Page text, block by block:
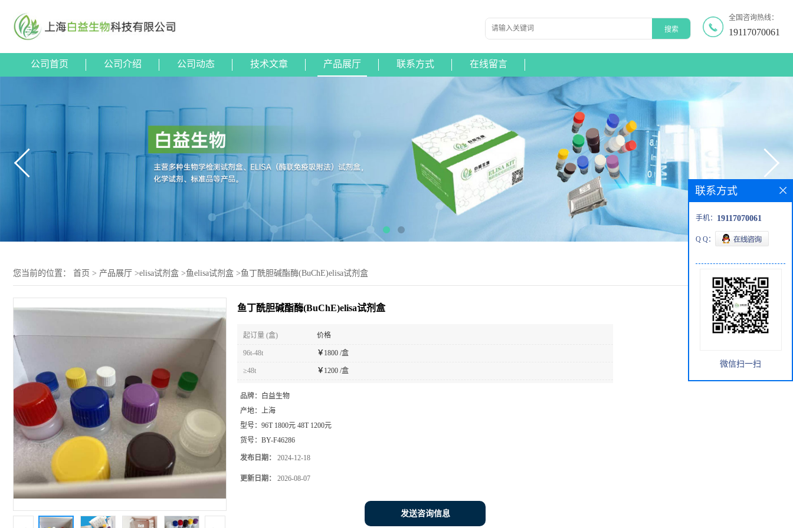
全国咨询热线：
19117070061
公司首页 公司介绍 公司动态 技术文章 产品展厅 联系方式 在线留言
您当前的位置： 首页 > 产品展厅 >elisa试剂盒 >鱼elisa试剂盒 >鱼丁酰胆碱酯酶(BuChE)elisa试剂盒
鱼丁酰胆碱酯酶(BuChE)elisa试剂盒
起订量 (盒) 价格
96t-48t ￥ 1800 /盒
≥48t ￥ 1200 /盒
品牌：
白益生物
产地： 上海
型号： 96T 1800元 48T 1200元
货号： BY-F46286
发布日期： 2024-12-18
更新日期： 2026-08-07
发送咨询信息
联系方式
手机： 19117070061
Q Q：
微信扫一扫